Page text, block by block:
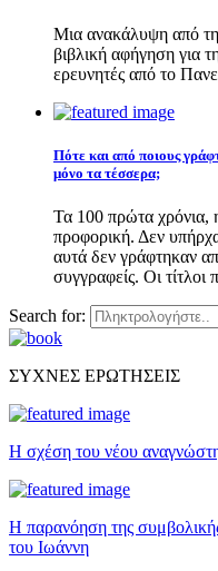
Μια ανακάλυψη από
βιβλική αφήγηση για
ερευνητές από το
Πότε και από ποιους
μόνο τα τέσσερα;
Τα 100 πρώτα χρόνια,
προφορική. Δεν
αυτά δεν γράφτηκαν
συγγραφείς. Οι
Search for:
ΣΥΧΝΕΣ ΕΡΩΤΗΣΕΙΣ
Η σχέση του νέου
Η παρανόηση της
του Ιωάννη